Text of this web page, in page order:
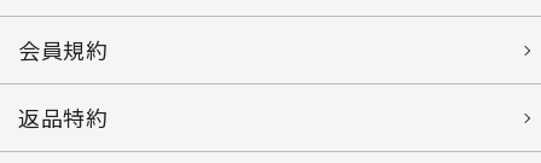
会員規約
返品特約